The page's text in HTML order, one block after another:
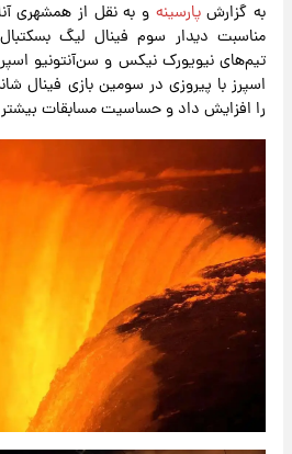
به گزارشپارسینه و به نقل از همشهری
تیم‌های نیویورک نیکس و سن‌آنتونیو
اسپرز با پیروزی در سومین بازی فینال
را افزایش داد و حساسیت مسابقات